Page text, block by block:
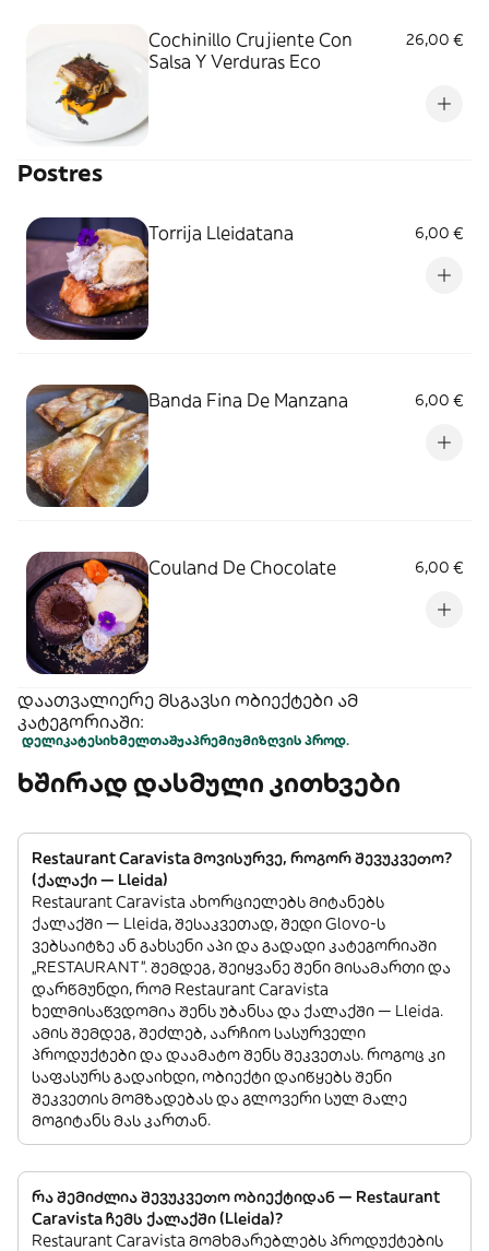
Cochinillo Crujiente Con
Salsa Y Verduras Eco
26,00 €
Postres
Torrija Lleidatana 6,00 €
Banda Fina De Manzana 6,00 €
Couland De Chocolate 6,00 €
დაათვალიერე მსგავსი ობიექტები ამ
კატეგორიაში:
დელიკატესიხმელთაშუაპრემიუმიზღვის პროდ.
ხშირად დასმული კითხვები
Restaurant Caravista მოვისურვე, როგორ შევუკვეთო?
(ქალაქი — Lleida)
Restaurant Caravista ახორციელებს მიტანებს
ქალაქში — Lleida, შესაკვეთად, შედი Glovo-ს
ვებსაიტზე ან გახსენი აპი და გადადი კატეგორიაში
„RESTAURANT”. შემდეგ, შეიყვანე შენი მისამართი და
დარწმუნდი, რომ Restaurant Caravista
ხელმისაწვდომია შენს უბანსა და ქალაქში — Lleida.
ამის შემდეგ, შეძლებ, აარჩიო სასურველი
პროდუქტები და დაამატო შენს შეკვეთას. როგოც კი
საფასურს გადაიხდი, ობიექტი დაიწყებს შენი
შეკვეთის მომზადებას და გლოვერი სულ მალე
მოგიტანს მას კართან.
რა შემიძლია შევუკვეთო ობიექტიდან — Restaurant
Caravista ჩემს ქალაქში (Lleida)?
Restaurant Caravista მომხმარებლებს პროდუქტების